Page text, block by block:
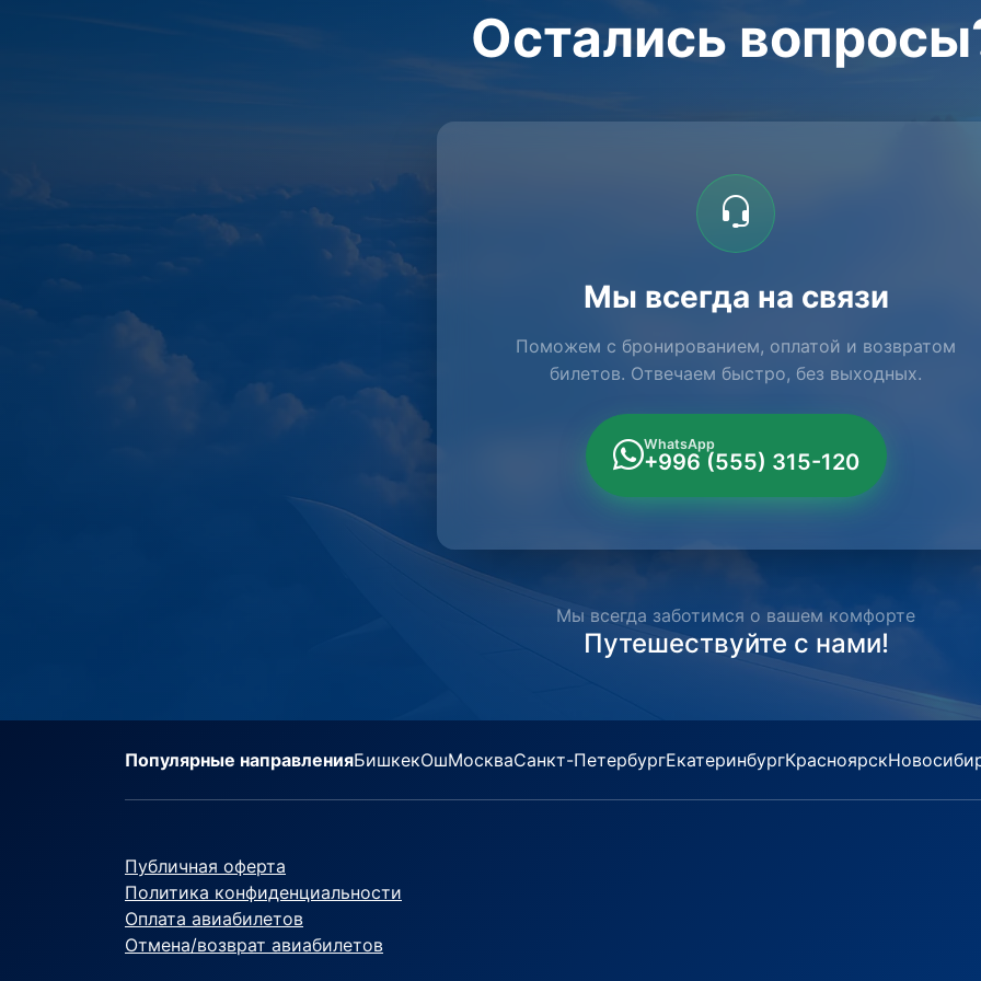
Остались
Мы всегда на связи
Поможем с бронированием, оплатой и возвратом
билетов. Отвечаем быстро, без выходных.
WhatsApp
+996 (555) 315-120
Мы всегда заботимся о вашем комфорте
Путешествуйте с нами!
Популярные направленияБишкекОшМоскваСанкт-ПетербургЕкатеринбургКрасноярск
Публичная оферта
Политика конфиденциальности
Оплата авиабилетов
Отмена/возврат авиабилетов